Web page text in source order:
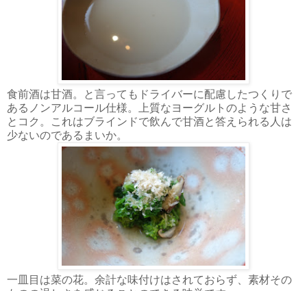
食前酒は甘酒。と言ってもドライバーに配慮したつくりで
あるノンアルコール仕様。上質なヨーグルトのような甘さ
とコク。これはブラインドで飲んで甘酒と答えられる人は
少ないのであるまいか。
一皿目は菜の花。余計な味付けはされておらず、素材その